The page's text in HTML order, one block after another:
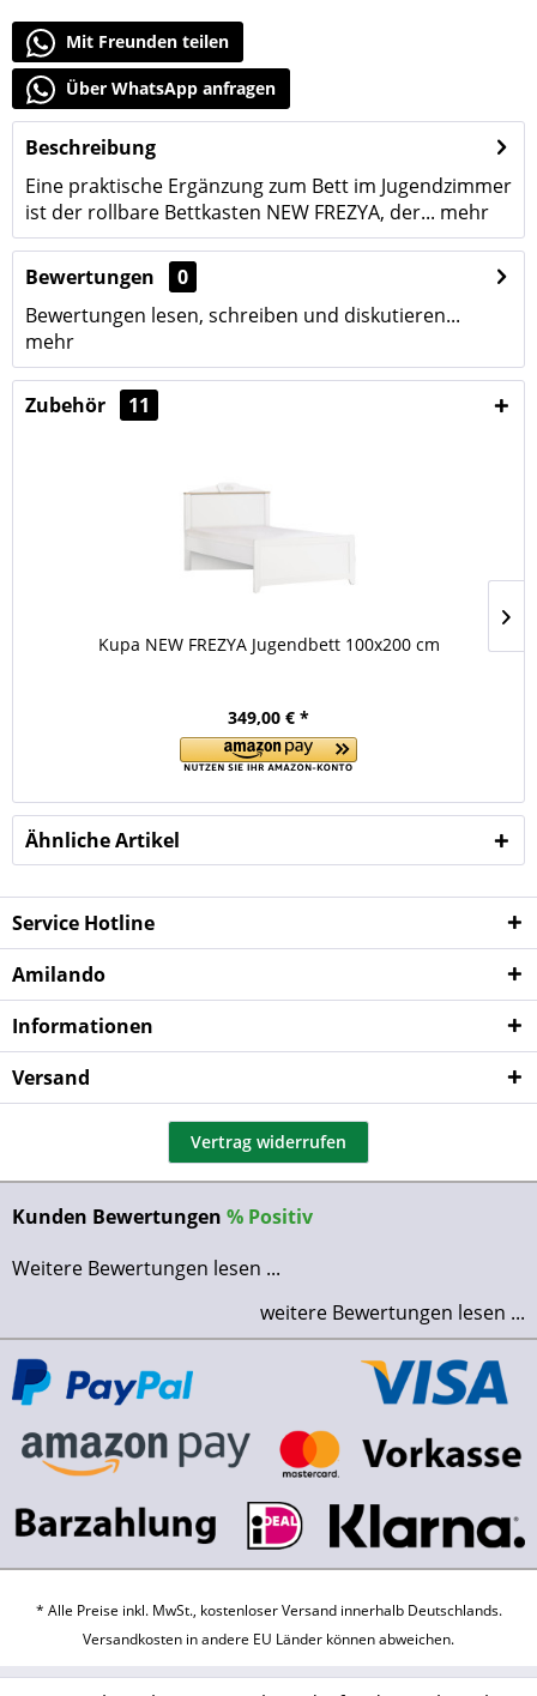
Mit Freunden teilen
Über WhatsApp anfragen
Beschreibung
Eine praktische Ergänzung zum Bett im Jugendzimmer
ist der rollbare Bettkasten NEW FREZYA, der... mehr
Bewertungen
0
Bewertungen lesen, schreiben und diskutieren...
mehr
Zubehör 11
Kupa NEW FREZYA Jugendbett 100x200 cm
349,00 € *
Ähnliche Artikel
Service Hotline
Amilando
Informationen
Versand
Vertrag widerrufen
Kunden Bewertungen % Positiv
Weitere Bewertungen lesen ...
weitere Bewertungen lesen ...
* Alle Preise inkl. MwSt., kostenloser Versand innerhalb Deutschlands.
Versandkosten in andere EU Länder können abweichen.